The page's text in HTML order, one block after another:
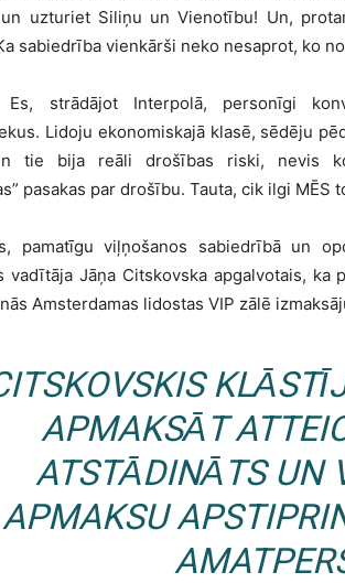
uzturiet Siliņu un Vienotību! Un,
sabiedrība vienkārši neko nesaprot, ko
Es, strādājot Interpolā, personīgi
Lidoju ekonomiskajā klasē, sēdēju
tie bija reāli drošības riski, nevis
pasakas par drošību. Tauta, cik ilgi MĒS
pamatīgu viļņošanos sabiedrībā un
vadītāja Jāņa Citskovska apgalvotais,
Amsterdamas lidostas VIP zālē
APMAKSĀT
ATSTĀDINĀTS UN
APMAKSU